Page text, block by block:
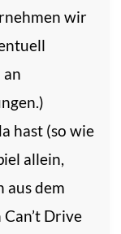
wir
hast (so wie
allein,
aus dem
Drive